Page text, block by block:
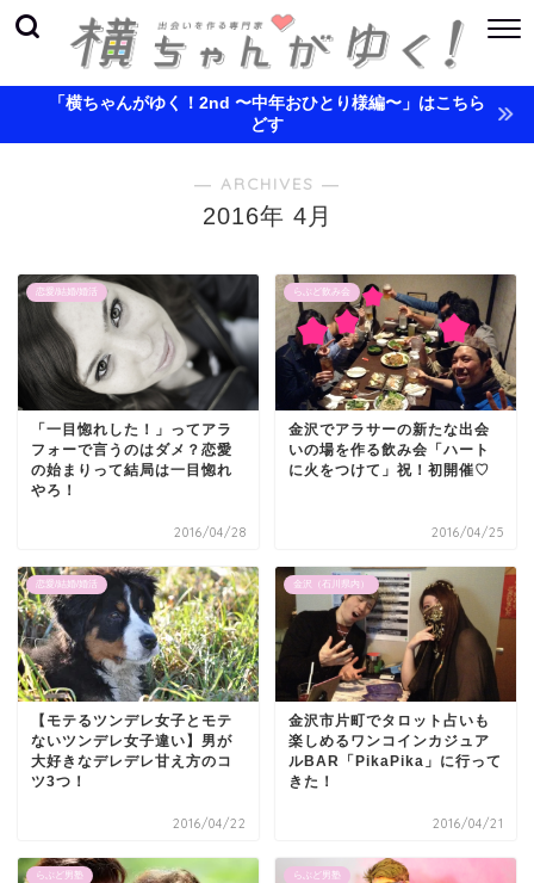
「横ちゃんがゆく！2nd 〜中年おひとり様編〜」はこちら
どす
― ARCHIVES ―
2016年 4月
恋愛/結婚/婚活
「一目惚れした！」ってアラ
フォーで言うのはダメ？恋愛
の始まりって結局は一目惚れ
やろ！
2016/04/28
らぶど飲み会
金沢でアラサーの新たな出会
いの場を作る飲み会「ハート
に火をつけて」祝！初開催♡
2016/04/25
恋愛/結婚/婚活
【モテるツンデレ女子とモテ
ないツンデレ女子違い】男が
大好きなデレデレ甘え方のコ
ツ3つ！
2016/04/22
金沢（石川県内）
金沢市片町でタロット占いも
楽しめるワンコインカジュア
ルBAR「PikaPika」に行って
きた！
2016/04/21
らぶど男塾 らぶど男塾